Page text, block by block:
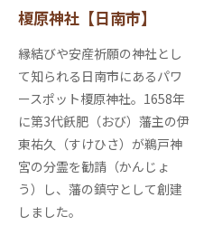
榎原神社【日南市】
縁結びや安産祈願の神社とし
て知られる日南市にあるパワ
ースポット榎原神社。1658年
に第3代飫肥（おび）藩主の伊
東祐久（すけひさ）が鵜戸神
宮の分霊を勧請（かんじょ
う）し、藩の鎮守として創建
しました。